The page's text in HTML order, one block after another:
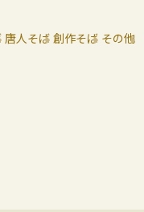
唐人そば 創作そば その他